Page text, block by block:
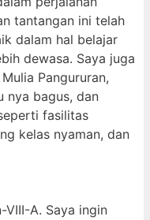
tantangan ini telah
dalam hal belajar
dewasa. Saya juga
Pangururan,
nya bagus, dan
fasilitas
kelas nyaman, dan
VIII-A. Saya ingin